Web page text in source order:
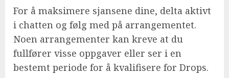
For å maksimere sjansene dine, delta aktivt
i chatten og følg med på arrangementet.
Noen arrangementer kan kreve at du
fullfører visse oppgaver eller ser i en
bestemt periode for å kvalifisere for Drops.